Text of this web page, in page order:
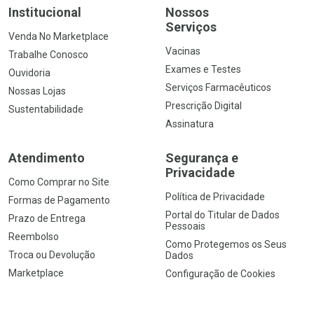
Institucional
Venda No Marketplace
Trabalhe Conosco
Ouvidoria
Nossas Lojas
Sustentabilidade
Nossos
Serviços
Vacinas
Exames e Testes
Serviços Farmacêuticos
Prescrição Digital
Assinatura
Atendimento
Como Comprar no Site
Formas de Pagamento
Prazo de Entrega
Reembolso
Troca ou Devolução
Marketplace
Segurança e
Privacidade
Política de Privacidade
Portal do Titular de Dados
Pessoais
Como Protegemos os Seus
Dados
Configuração de Cookies